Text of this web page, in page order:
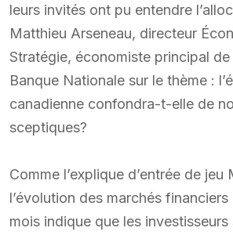
leurs invités ont pu entendre
Matthieu Arseneau, directeur
Stratégie, économiste principal de
Banque Nationale sur le thème :
canadienne confondra-t-elle de
sceptiques?
Comme l’explique d’entrée de jeu
l’évolution des marchés
mois indique que les